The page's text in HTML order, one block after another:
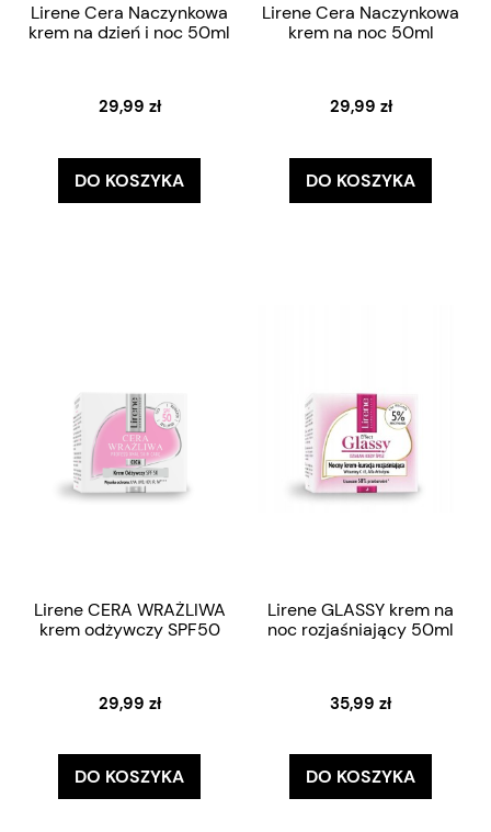
Lirene Cera Naczynkowa
krem na dzień i noc 50ml
29,99 zł
DO KOSZYKA
Lirene Cera Naczynkowa
krem na noc 50ml
29,99 zł
DO KOSZYKA
Lirene CERA WRAŻLIWA
krem odżywczy SPF50
29,99 zł
DO KOSZYKA
Lirene GLASSY krem na
noc rozjaśniający 50ml
35,99 zł
DO KOSZYKA